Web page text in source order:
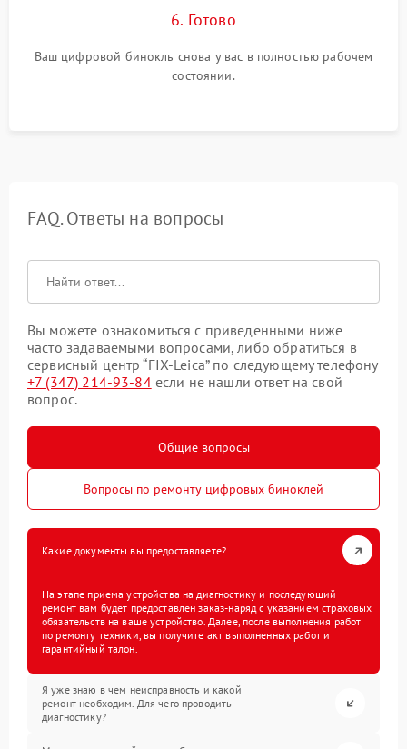
6. Готово
Ваш цифровой бинокль снова у вас в полностью рабочем
состоянии.
FAQ. Ответы на вопросы
Вы можете ознакомиться с приведенными ниже
часто задаваемыми вопросами, либо обратиться в
сервисный центр “FIX-Leica” по следующему телефону
+7 (347) 214-93-84если не нашли ответ на свой
вопрос.
Общие вопросы
Вопросы по ремонту цифровых биноклей
Какие документы вы предоставляете?
На этапе приема устройства на диагностику и последующий
ремонт вам будет предоставлен заказ-наряд с указанием страховых
обязательств на ваше устройство. Далее, после выполнения работ
по ремонту техники, вы получите акт выполненных работ и
гарантийный талон.
Я уже знаю в чем неисправность и какой
ремонт необходим. Для чего проводить
диагностику?